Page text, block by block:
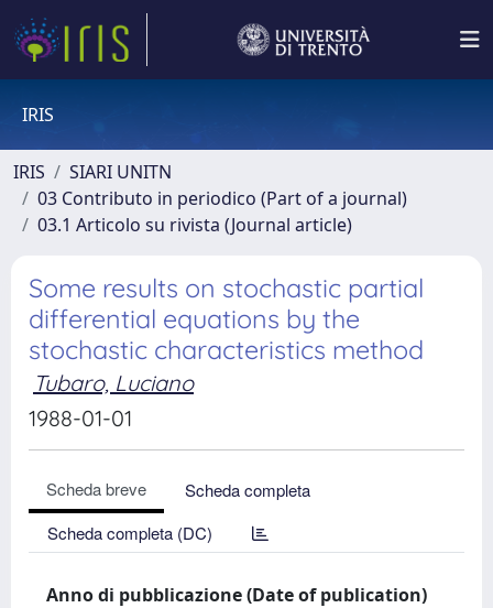
IRIS
IRIS
SIARI UNITN
03 Contributo in periodico (Part of a journal)
03.1 Articolo su rivista (Journal article)
Some results on stochastic partial
differential equations by the
stochastic characteristics method
Tubaro, Luciano
1988-01-01
Scheda breve
Scheda completa
Scheda completa (DC)
Anno di pubblicazione (Date of publication)